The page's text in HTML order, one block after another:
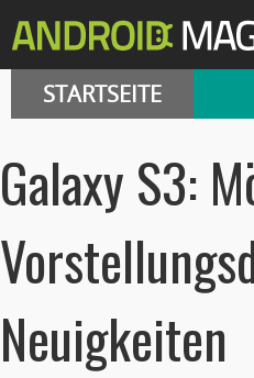
STARTSEITE
Galaxy S3:
Neuigkeiten